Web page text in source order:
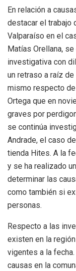
En relación a
destacar el trabajo
Valparaíso en el
Matías Orellana,
investigativa con
un retraso a raíz
mismo respecto
Ortega que en
graves por
se continúa
Andrade, el caso
tienda Hites. A la
y se ha realizado
determinar las
como también si
personas.
Respecto a las
existen en la
vigentes a la
causas en la